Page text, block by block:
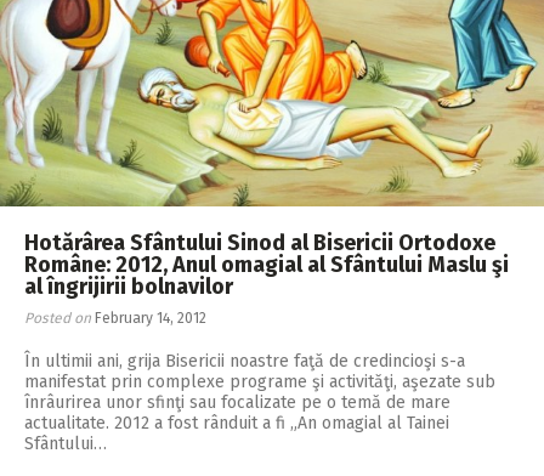
Hotărârea Sfântului Sinod al Bisericii Ortodoxe
Române: 2012, Anul omagial al Sfântului Maslu şi
al îngrijirii bolnavilor
Posted on February 14, 2012
În ultimii ani, grija Bisericii noastre faţă de credincioşi s-a
manifestat prin complexe programe şi activităţi, aşezate sub
înrâurirea unor sfinţi sau focalizate pe o temă de mare
actualitate. 2012 a fost rânduit a fi „An omagial al Tainei
Sfântului…